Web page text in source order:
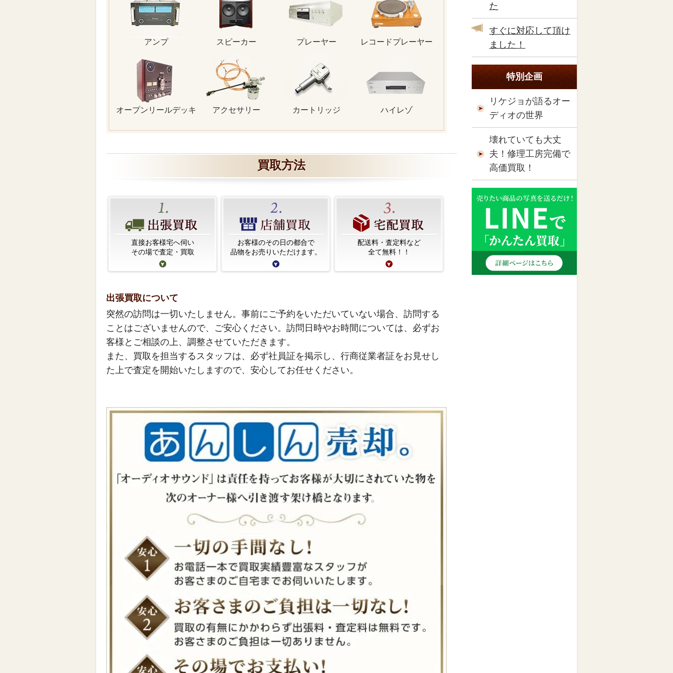
アンプ スピーカー プレーヤー レコードプレーヤー
オープンリールデッキ アクセサリー カートリッジ ハイレゾ
買取方法
直接お客様宅へ伺い
その場で査定・買取
お客様のその日の都合で
品物をお売りいただけます。
配送料・査定料など
全て無料！！
出張買取について
突然の訪問は一切いたしません。事前にご予約をいただいていない場合、訪問する
ことはございませんので、ご安心ください。訪問日時やお時間については、必ずお
客様とご相談の上、調整させていただきます。
また、買取を担当するスタッフは、必ず社員証を掲示し、行商従業者証をお見せし
た上で査定を開始いたしますので、安心してお任せください。
た
すぐに対応して頂け
ました！
特別企画
リケジョが語るオー
ディオの世界
壊れていても大丈
夫！修理工房完備で
高価買取！